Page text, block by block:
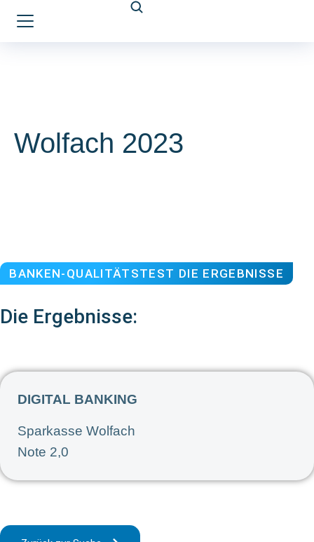
Wolfach 2023
BANKEN-QUALITÄTSTEST DIE ERGEBNISSE
Die Ergebnisse:
DIGITAL BANKING
Sparkasse Wolfach
Note 2,0